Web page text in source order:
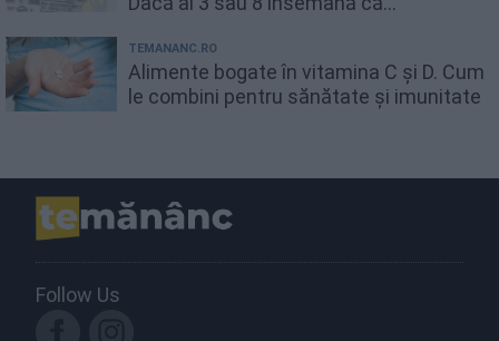
TEMANANC.RO
Alimente bogate în vitamina C și D. Cum
le combini pentru sănătate și imunitate
Follow Us